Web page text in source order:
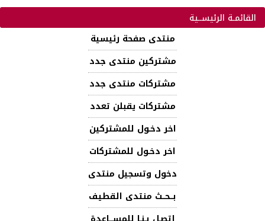
القائمـة الرئيســية
منتدى صفحة رئيسية
مشتركين منتدى جدد
مشتركات منتدى جدد
مشتركات يقبلن تعدد
اخر دخـول للمشتركين
اخر دخـول للمشتركات
دخول وتسجيل منتدى
بــحــث منتدى القطيف